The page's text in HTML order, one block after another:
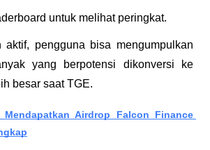
untuk melihat peringkat.
aktif, pengguna bisa mengumpulkan
yang berpotensi dikonversi ke
besar saat TGE.
Mendapatkan Airdrop Falcon Finance